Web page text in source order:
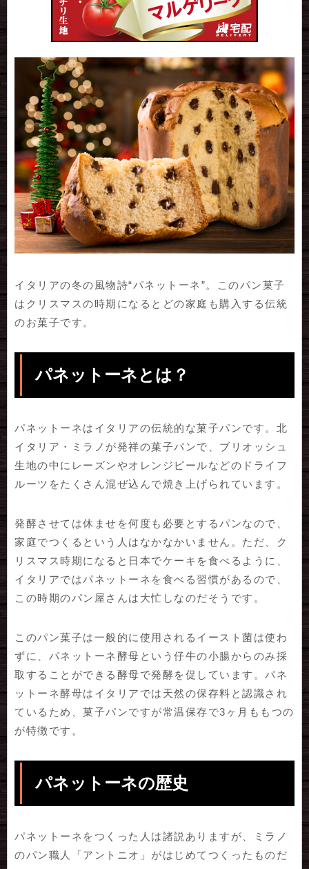
イタリアの冬の風物詩“パネットーネ”。このパン菓子
はクリスマスの時期になるとどの家庭も購入する伝統
のお菓子です。
パネットーネとは？
パネットーネはイタリアの伝統的な菓子パンです。北
イタリア・ミラノが発祥の菓子パンで、ブリオッシュ
生地の中にレーズンやオレンジピールなどのドライフ
ルーツをたくさん混ぜ込んで焼き上げられています。
発酵させては休ませを何度も必要とするパンなので、
家庭でつくるという人はなかなかいません。ただ、ク
リスマス時期になると日本でケーキを食べるように、
イタリアではパネットーネを食べる習慣があるので、
この時期のパン屋さんは大忙しなのだそうです。
このパン菓子は一般的に使用されるイースト菌は使わ
ずに、パネットーネ酵母という仔牛の小腸からのみ採
取することができる酵母で発酵を促しています。パネ
ットーネ酵母はイタリアでは天然の保存料と認識され
ているため、菓子パンですが常温保存で3ヶ月ももつの
が特徴です。
パネットーネの歴史
パネットーネをつくった人は諸説ありますが、ミラノ
のパン職人「アントニオ」がはじめてつくったものだ